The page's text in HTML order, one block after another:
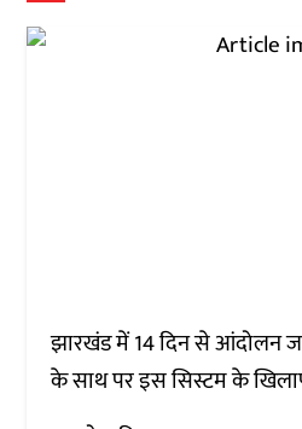
झारखंड में 14 दिन से आंदोलन
के साथ पर इस सिस्टम के